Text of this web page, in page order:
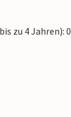
zu 4 Jahren): 0